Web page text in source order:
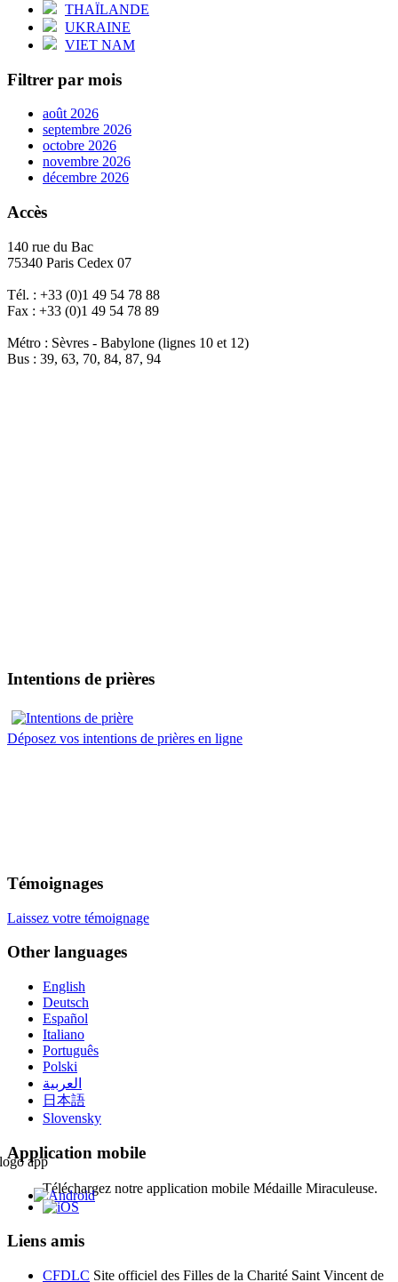
THAÏLANDE
UKRAINE
VIET NAM
Filtrer par mois
août 2026
septembre 2026
octobre 2026
novembre 2026
décembre 2026
Accès
140 rue du Bac
75340 Paris Cedex 07
Tél. : +33 (0)1 49 54 78 88
Fax : +33 (0)1 49 54 78 89
Métro : Sèvres - Babylone (lignes 10 et 12)
Bus : 39, 63, 70, 84, 87, 94
Intentions de prières
Déposez vos intentions de prières en ligne
Témoignages
Laissez votre témoignage
Other languages
English
Deutsch
Español
Italiano
Português
Polski
العربية
日本語
Slovensky
Application mobile
Téléchargez notre application mobile Médaille Miraculeuse.
Liens amis
CFDLC Site officiel des Filles de la Charité Saint Vincent de